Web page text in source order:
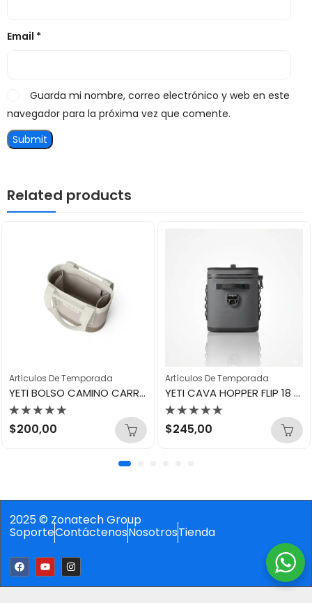
Email *
Guarda mi nombre, correo electrónico y web en este
navegador para la próxima vez que comente.
Related products
Artículos De Temporada
YETI BOLSO CAMINO CARRYAL 20 TOTTE BAG CAPETAUPE
Valorado
con
$200,00
Artículos De Temporada
YETI CAVA HOPPER FLIP 18 24QTU CHARCOALD
Valorado
con
$245,00
2025 © Zonatech Group
SoporteContáctenosNosotrosTienda